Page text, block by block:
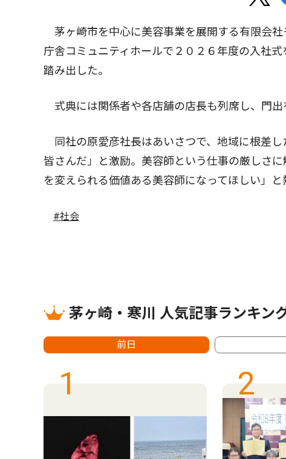
茅ヶ崎市を中心に美容事業を展開する有限会
庁舎コミュニティホールで２０２６年度の入社
踏み出した。
式典には関係者や各店舗の店長も列席し、門出
同社の原愛彦社長はあいさつで、地域に根差
皆さんだ」と激励。美容師という仕事の厳しさ
を変えられる価値ある美容師になってほしい」と
#社会
茅ヶ崎・寒川 人気記事ランキン
前日
1 2